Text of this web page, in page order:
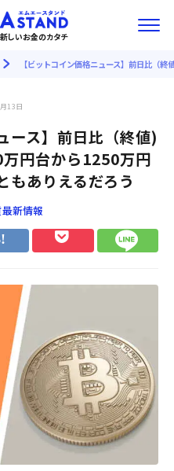
しいお金のカタチ
【ビットコイン価格ニュース】前日比（
13日
ース】前日比（終値)
円台から1250万円
もありえるだろう
新情報